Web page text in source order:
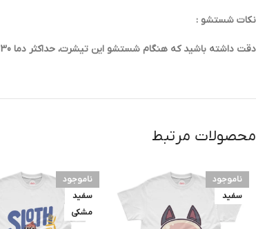
نکات شستشو :
دقت داشته باشید که هنگام شستشو این تیشرت، حداکثر دما 30 درجه باشد و به هیچ عنوان از سفید کننده های قوی برای شستشوی آن استفاده نکنید.
محصولات مرتبط
ناموجود
سفید
ناموجود
سفید
مشکی